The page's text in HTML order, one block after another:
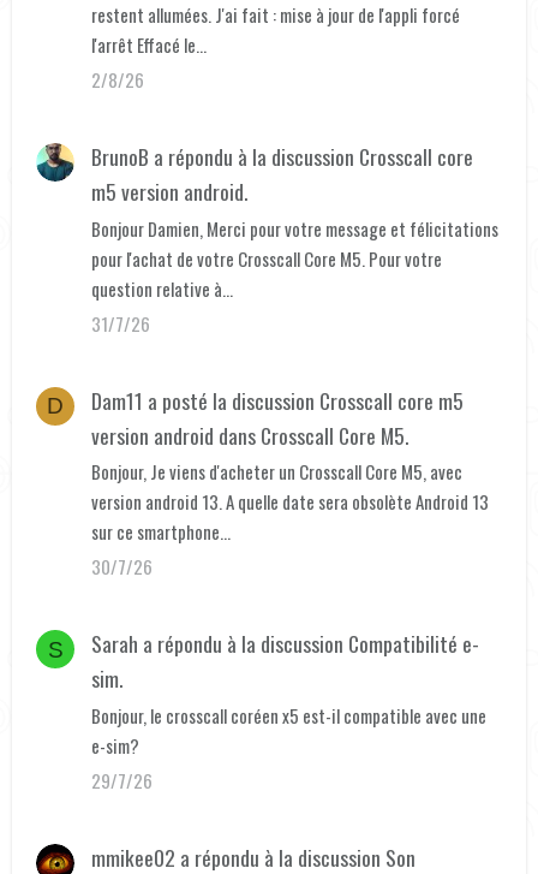
restent allumées. J'ai fait : mise à jour de l'appli forcé
l'arrêt Effacé le...
2/8/26
BrunoB a répondu à la discussion Crosscall core
m5 version android.
Bonjour Damien, Merci pour votre message et félicitations
pour l'achat de votre Crosscall Core M5. Pour votre
question relative à...
31/7/26
D Dam11 a posté la discussion Crosscall core m5
version android dansCrosscall Core M5.
Bonjour, Je viens d'acheter un Crosscall Core M5, avec
version android 13. A quelle date sera obsolète Android 13
sur ce smartphone...
30/7/26
S Sarah a répondu à la discussion Compatibilité e-
sim.
Bonjour, le crosscall coréen x5 est-il compatible avec une
e-sim?
29/7/26
mmikee02 a répondu à la discussion Son